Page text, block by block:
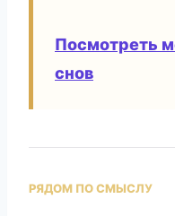
Посмотреть
снов
РЯДОМ ПО СМЫСЛУ